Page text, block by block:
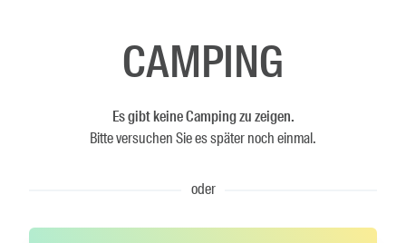
CAMPING
Es gibt keine Camping zu zeigen.
Bitte versuchen Sie es später noch einmal.
oder